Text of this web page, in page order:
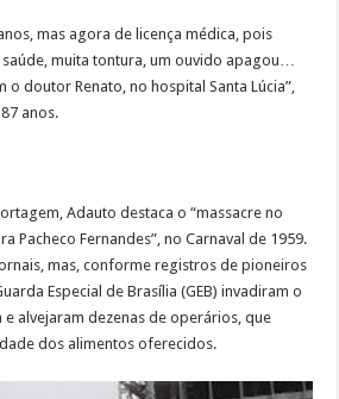
mas agora de licença médica, pois
muita tontura, um ouvido apagou…
o doutor Renato, no hospital Santa Lúcia”,
anos.
Adauto destaca o “massacre no
Pacheco Fernandes”, no Carnaval de 1959.
mas, conforme registros de pioneiros
Especial de Brasília (GEB) invadiram o
alvejaram dezenas de operários, que
dos alimentos oferecidos.